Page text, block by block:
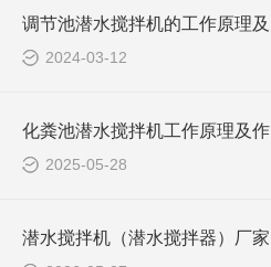
2024-03-12
2025-05-28